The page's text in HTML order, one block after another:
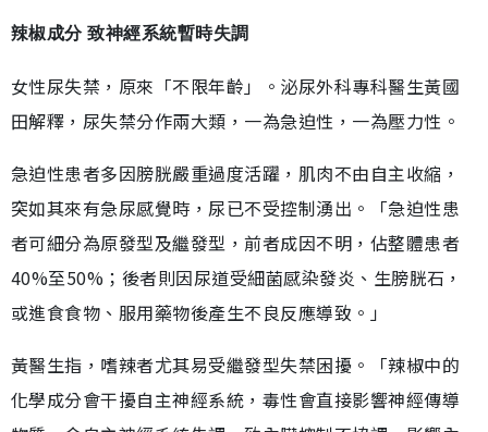
辣椒成分 致神經系統暫時失調
女性尿失禁，原來「不限年齡」。泌尿外科專科醫生黃國
田解釋，尿失禁分作兩大類，一為急迫性，一為壓力性。
急迫性患者多因膀胱嚴重過度活躍，肌肉不由自主收縮，
突如其來有急尿感覺時，尿已不受控制湧出。「急迫性患
者可細分為原發型及繼發型，前者成因不明，佔整體患者
40%至50%；後者則因尿道受細菌感染發炎、生膀胱石，
或進食食物、服用藥物後產生不良反應導致。」
黃醫生指，嗜辣者尤其易受繼發型失禁困擾。「辣椒中的
化學成分會干擾自主神經系統，毒性會直接影響神經傳導